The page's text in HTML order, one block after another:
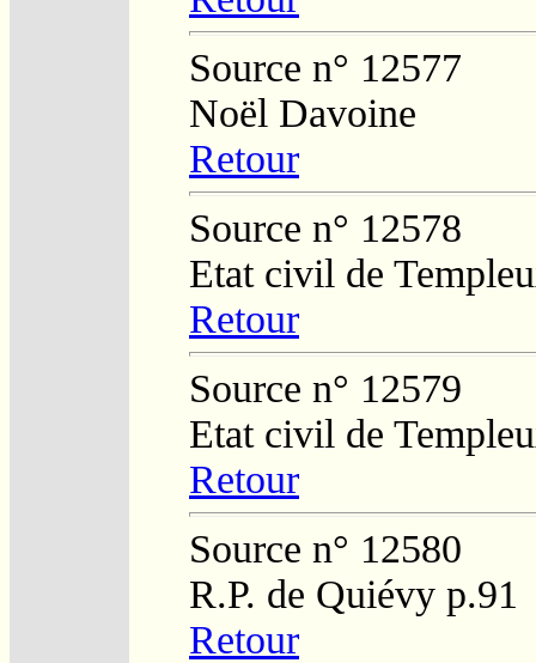
Source n° 12577
Noël Davoine
Retour
Source n° 12578
Etat civil de
Retour
Source n° 12579
Etat civil de
Retour
Source n° 12580
R.P. de Quiévy p.91
Retour